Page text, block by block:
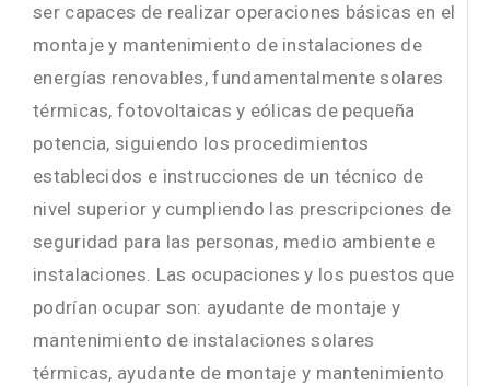
ser capaces de realizar operaciones básicas en el
montaje y mantenimiento de instalaciones de
energías renovables, fundamentalmente solares
térmicas, fotovoltaicas y eólicas de pequeña
potencia, siguiendo los procedimientos
establecidos e instrucciones de un técnico de
nivel superior y cumpliendo las prescripciones de
seguridad para las personas, medio ambiente e
instalaciones. Las ocupaciones y los puestos que
podrían ocupar son: ayudante de montaje y
mantenimiento de instalaciones solares
térmicas, ayudante de montaje y mantenimiento